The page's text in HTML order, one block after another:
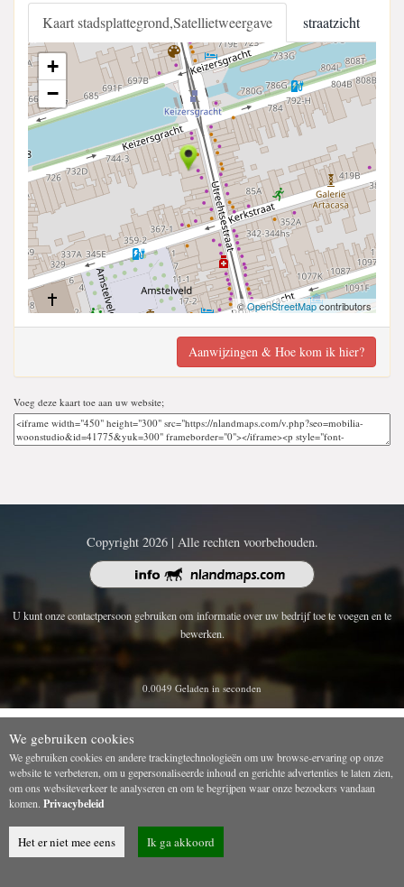
Kaart stadsplattegrond,Satellietweergave straatzicht
+
−
©OpenStreetMapcontributors
Aanwijzingen & Hoe kom ik hier?
Voeg deze kaart toe aan uw website;
Copyright 2026 | Alle rechten voorbehouden.
U kunt onze contactpersoon gebruiken om informatie over uw bedrijf toe te voegen en te
bewerken.
0.0049 Geladen in seconden
We gebruiken cookies
We gebruiken cookies en andere trackingtechnologieën om uw browse-ervaring op onze
website te verbeteren, om u gepersonaliseerde inhoud en gerichte advertenties te laten zien,
om ons websiteverkeer te analyseren en om te begrijpen waar onze bezoekers vandaan
komen. Privacybeleid
Het er niet mee eens Ik ga akkoord